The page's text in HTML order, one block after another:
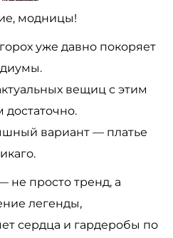
модницы!
уже давно покоряет
вещиц с этим
достаточно.
вариант — платье
не просто тренд, а
легенды,
сердца и гардеробы по